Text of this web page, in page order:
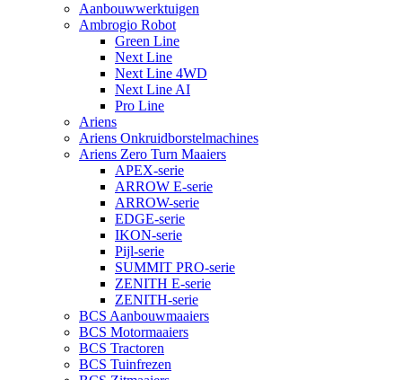
Aanbouwwerktuigen
Ambrogio Robot
Green Line
Next Line
Next Line 4WD
Next Line AI
Pro Line
Ariens
Ariens Onkruidborstelmachines
Ariens Zero Turn Maaiers
APEX-serie
ARROW E-serie
ARROW-serie
EDGE-serie
IKON-serie
Pijl-serie
SUMMIT PRO-serie
ZENITH E-serie
ZENITH-serie
BCS Aanbouwmaaiers
BCS Motormaaiers
BCS Tractoren
BCS Tuinfrezen